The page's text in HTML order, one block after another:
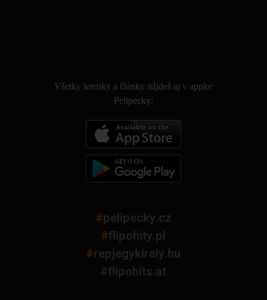
Všetky letenky a články nájdeš aj v appke
Pelipecky:
#pelipecky.cz
#flipohity.pl
#repjegykiraly.hu
#flipohits.at